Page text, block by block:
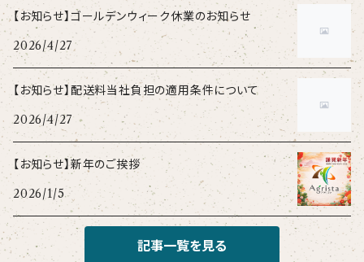
【性 状】 ペレット 【規 格】 15kg 【使 用
量】150～300kg（10～20袋）／ 10aあたり
※10袋を超える場合にはお見積
りしますので、お気軽にご連絡ください。 「天
地に恵」も取扱いがあります。
料です。 有機物と有効微生物のダブル効果で土
が柔らかくなり、植物の根張りが向上します。 根
あたりのリスクも低減しています。 ”天地に
宝”は、土壌菌層バランスの回復と物理性の改善
に優れています！ 【種 類】堆肥（福島県第19
39号） 【分 析 例】 N：P：K＝1.8：2.6：3.1（％）
【性 状】 粉末 【規 格】 15kg 【使 用 量】
150～300kg（10～20袋）／ 10aあたり
※10袋を超える場合にはお見積りし
ますので、お気軽にご連絡ください。 「天地に
恵」も取扱いがあります。
【お知らせ】ゴールデンウィーク休業のお知らせ
2026/4/27
【お知らせ】配送料当社負担の適用条件について
2026/4/27
【お知らせ】新年のご挨拶
2026/1/5
記事一覧を見る